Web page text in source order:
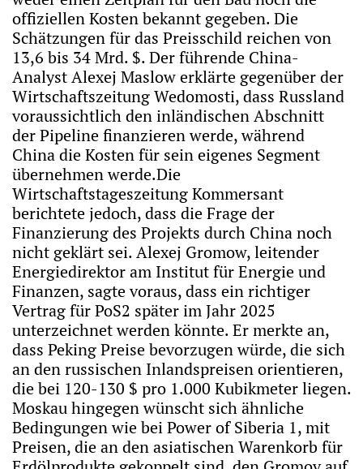
offiziellen Kosten bekannt gegeben. Die
Schätzungen für das Preisschild reichen von
13,6 bis 34 Mrd. $. Der führende China-
Analyst Alexej Maslow erklärte gegenüber der
Wirtschaftszeitung Wedomosti, dass Russland
voraussichtlich den inländischen Abschnitt
der Pipeline finanzieren werde, während
China die Kosten für sein eigenes Segment
übernehmen werde.Die
Wirtschaftstageszeitung Kommersant
berichtete jedoch, dass die Frage der
Finanzierung des Projekts durch China noch
nicht geklärt sei. Alexej Gromow, leitender
Energiedirektor am Institut für Energie und
Finanzen, sagte voraus, dass ein richtiger
Vertrag für PoS2 später im Jahr 2025
unterzeichnet werden könnte. Er merkte an,
dass Peking Preise bevorzugen würde, die sich
an den russischen Inlandspreisen orientieren,
die bei 120-130 $ pro 1.000 Kubikmeter liegen.
Moskau hingegen wünscht sich ähnliche
Bedingungen wie bei Power of Siberia 1, mit
Preisen, die an den asiatischen Warenkorb für